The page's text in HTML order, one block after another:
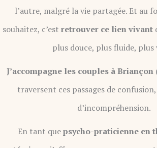
l’autre, malgré la vie partagée. Et au
souhaitez, c’est retrouver ce lien vivant
plus douce, plus fluide, plus
J’accompagne les couples à Briançon
traversent ces passages de
d’incompréhension.
En tant quepsycho-praticienne en